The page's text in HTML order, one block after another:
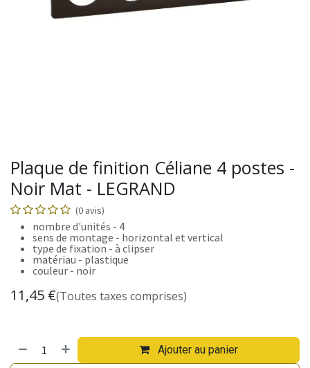
Plaque de finition Céliane 4 postes -
Noir Mat - LEGRAND
(0 avis)
nombre d'unités - 4
sens de montage - horizontal et vertical
type de fixation - à clipser
matériau - plastique
couleur - noir
11,45 €(Toutes taxes comprises)
Ajouter au panier